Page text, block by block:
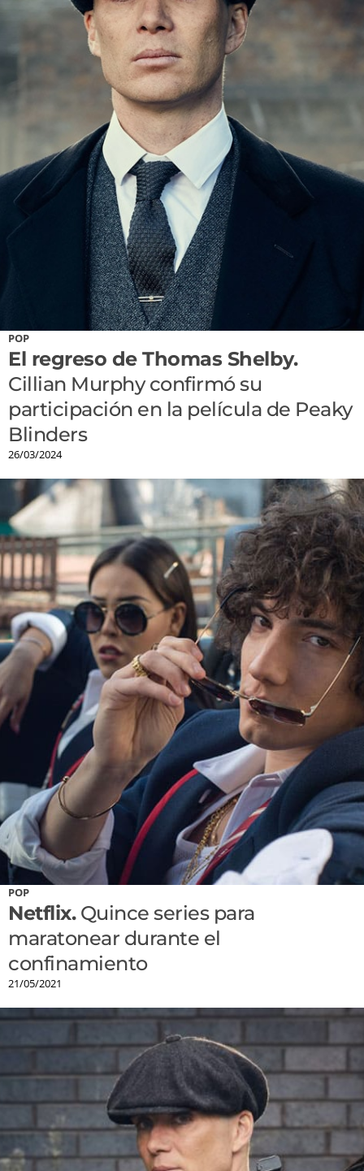
POP
El regreso de Thomas Shelby.
Cillian Murphy confirmó su
participación en la película de Peaky
Blinders
26/03/2024
POP
Netflix.Quince series para
maratonear durante el
confinamiento
21/05/2021